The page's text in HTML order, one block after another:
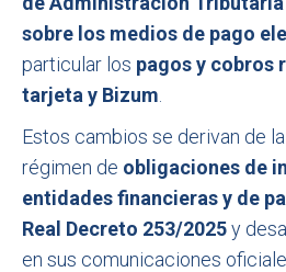
sobre los medios de pago
particular los pagos y cobros
tarjeta y Bizum
Estos cambios se derivan de
régimen de obligaciones de
entidades financieras y de
Real Decreto 253/2025y
en sus comunicaciones